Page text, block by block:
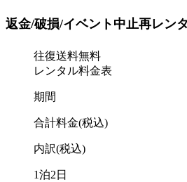
返金/破損/イベント中止再レン
往復送料無料
レンタル料金表
期間
合計料金(税込)
内訳(税込)
1泊2日